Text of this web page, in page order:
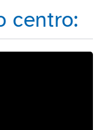
centro: